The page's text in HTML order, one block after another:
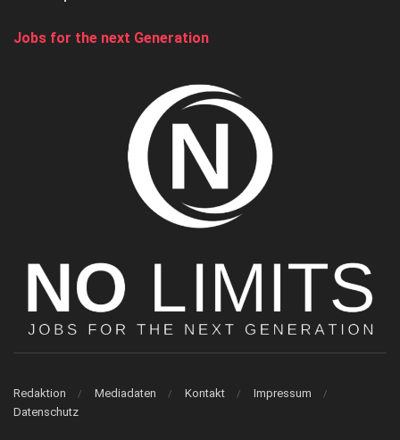
Jobs for the next Generation
Redaktion Mediadaten Kontakt
Impressum
Datenschutz